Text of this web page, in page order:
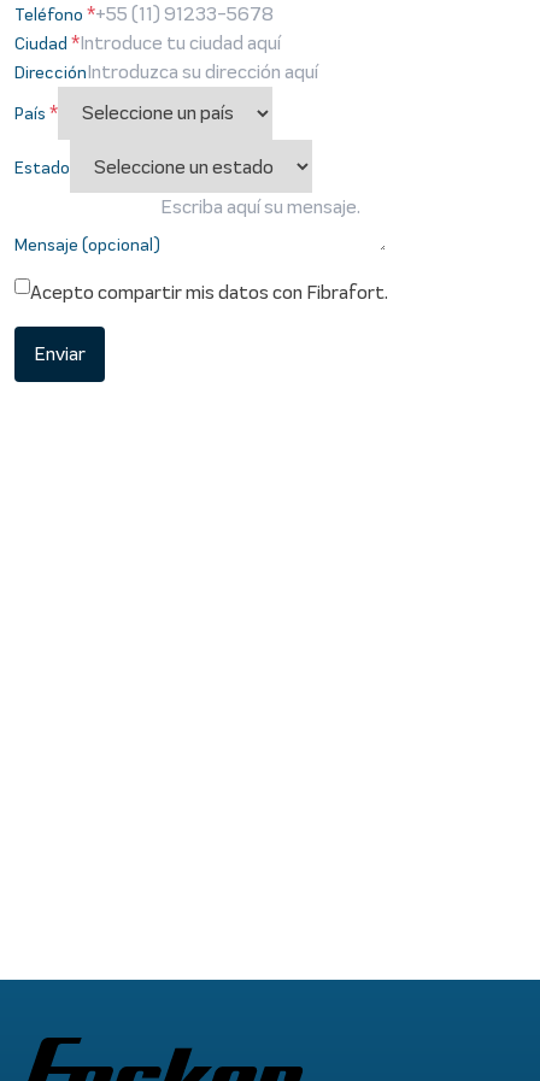
Teléfono *
Ciudad *
Dirección
País *
Estado
Mensaje (opcional)
Acepto compartir mis datos con Fibrafort.
Enviar